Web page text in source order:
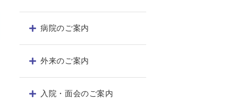
病院のご案内
外来のご案内
入院・面会のご案内